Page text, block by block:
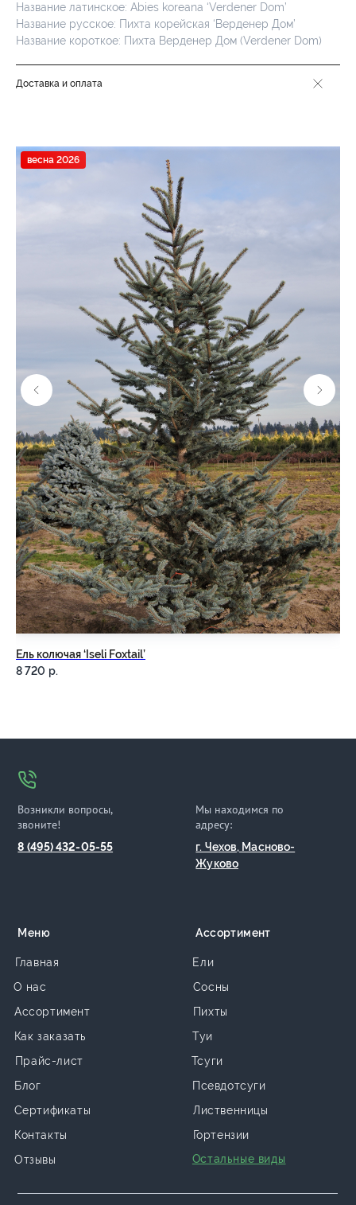
Название латинское: Abies koreana ‘Verdener Dom’
Название русское: Пихта корейская ‘Верденер Дом’
Название короткое: Пихта Верденер Дом (Verdener Dom)
Доставка и оплата
весна 2026
Ель колючая ‘Iseli Foxtail’
8 720 р.
Возникли вопросы,
звоните!
8 (495) 432-05-55
Мы находимся по
адресу:
г. Чехов, Масново-
Жуково
Главная
Меню
О нас
Ассортимент
Как заказать
Прайс-лист
Отзывы
Контакты
Ели
Ассортимент
Сосны
Пихты
Туи
Тсуги
Псевдотсуги
Лиственницы
Гортензии
Остальные виды
Блог
Сертификаты